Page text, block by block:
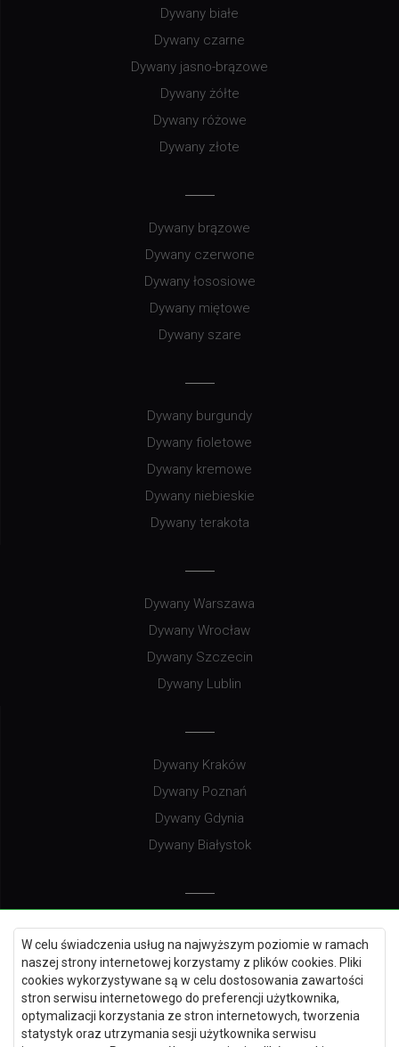
W celu świadczenia usług na najwyższym poziomie w ramach
naszej strony internetowej korzystamy z plików cookies. Pliki
cookies wykorzystywane są w celu dostosowania zawartości
stron serwisu internetowego do preferencji użytkownika,
optymalizacji korzystania ze stron internetowych, tworzenia
statystyk oraz utrzymania sesji użytkownika serwisu
Dywany białe
Dywany czarne
Dywany jasno-brązowe
Dywany żółte
Dywany różowe
Dywany złote
Dywany brązowe
Dywany czerwone
Dywany łososiowe
Dywany miętowe
Dywany szare
Dywany burgundy
Dywany fioletowe
Dywany kremowe
Dywany niebieskie
Dywany terakota
Dywany Warszawa
Dywany Wrocław
Dywany Szczecin
Dywany Lublin
Dywany Kraków
Dywany Poznań
Dywany Gdynia
Dywany Białystok
Dywany Kielce
Dywany Gdańsk
Dywany Toruń
Dywany Bydgoszcz